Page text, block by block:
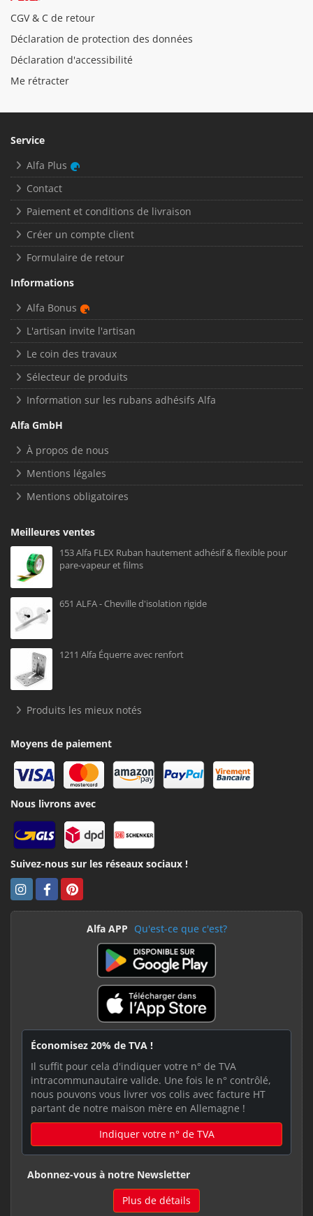
CGV & C de retour
Déclaration de protection des données
Déclaration d'accessibilité
Me rétracter
Service
Alfa Plus
Contact
Paiement et conditions de livraison
Créer un compte client
Formulaire de retour
Informations
Alfa Bonus
L'artisan invite l'artisan
Le coin des travaux
Sélecteur de produits
Information sur les rubans adhésifs Alfa
Alfa GmbH
À propos de nous
Mentions légales
Mentions obligatoires
Meilleures ventes
153 Alfa FLEX Ruban hautement adhésif & flexible pour
pare-vapeur et films
651 ALFA - Cheville d'isolation rigide
1211 Alfa Équerre avec renfort
Produits les mieux notés
Moyens de paiement
Nous livrons avec
Suivez-nous sur les réseaux sociaux !
Alfa APP Qu'est-ce que c'est?
Économisez 20% de TVA !
Il suffit pour cela d'indiquer votre n° de TVA
intracommunautaire valide. Une fois le n° contrôlé,
nous pouvons vous livrer vos colis avec facture HT
partant de notre maison mère en Allemagne !
Indiquer votre n° de TVA
Abonnez-vous à notre Newsletter
Plus de détails